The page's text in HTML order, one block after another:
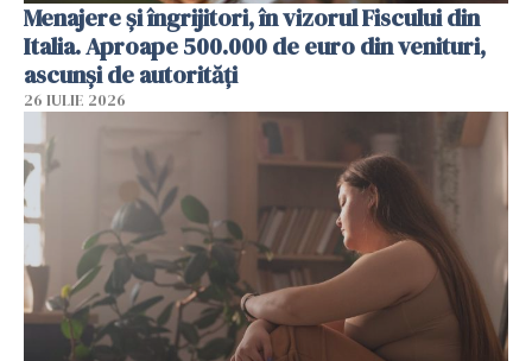
Menajere și îngrijitori, în vizorul Fiscului din
Italia. Aproape 500.000 de euro din venituri,
ascunși de autorități
26 IULIE 2026